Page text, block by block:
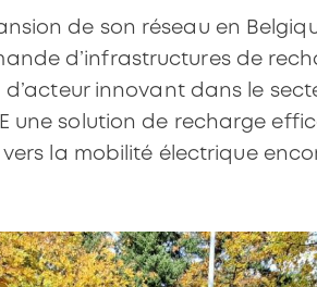
de son réseau en
d’infrastructures de
innovant dans le
une solution de recharge
la mobilité électrique